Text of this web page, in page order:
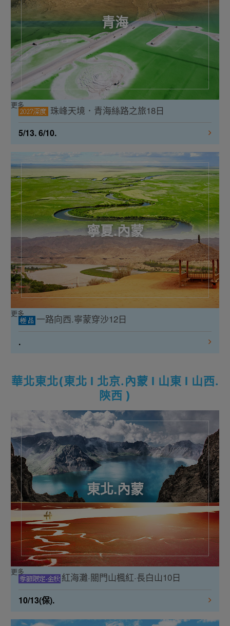
青海
珠峰天境．青海絲路之旅18日
5/13. 6/10.
更多
寧夏.內蒙
一路向西.寧蒙穿沙12日
.
更多
華北東北(東北 l 北京.內蒙 l 山東 l 山西.
陝西 )
東北.內蒙
紅海灘·關門山楓紅·長白山10日
10/13(保).
更多